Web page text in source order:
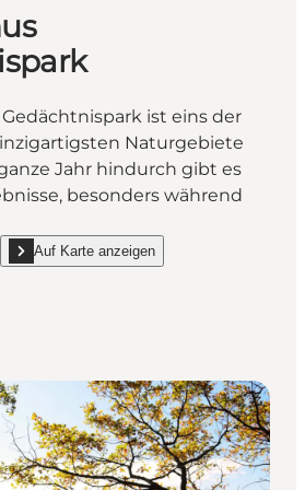
ist eins der
Naturgebiete
Jahr hindurch gibt es
besonders während
Gedächtnispark"
Auf Karte anzeigen
show Kongenshus Gedächtnispark on_map